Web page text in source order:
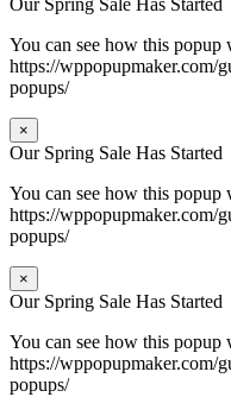
Our Spring Sale Has Started
You can see how this popup
https://wppopupmaker.com/
popups/
×
Our Spring Sale Has Started
You can see how this popup
https://wppopupmaker.com/
popups/
×
Our Spring Sale Has Started
You can see how this popup
https://wppopupmaker.com/
popups/